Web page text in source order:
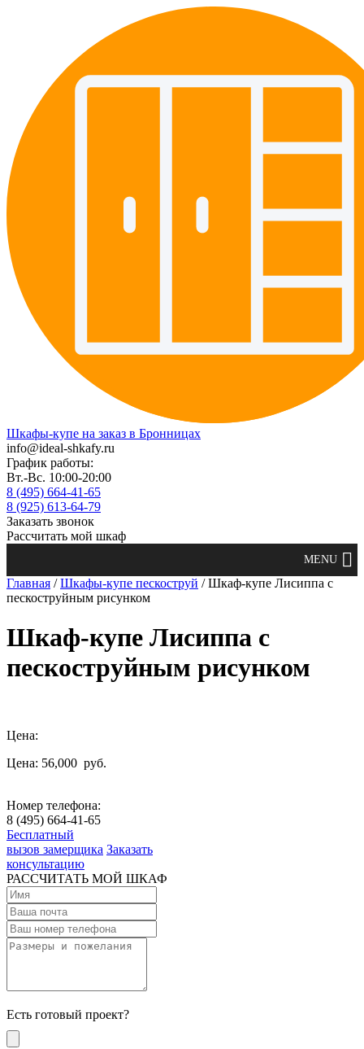
Шкафы-купе на заказ в Бронницах
info@ideal-shkafy.ru
График работы:
Вт.-Вс. 10:00-20:00
8 (495) 664-41-65
8 (925) 613-64-79
Заказать звонок
Рассчитать мой шкаф
Главная /Шкафы-купе пескоструй / Шкаф-купе Лисиппа с
пескоструйным рисунком
Шкаф-купе Лисиппа с
пескоструйным рисунком
Цена:
Цена: 56,000 руб.
Номер телефона:
8 (495) 664-41-65
Бесплатный
вызов замерщика Заказать
консультацию
РАССЧИТАТЬ МОЙ ШКАФ
Есть готовый проект?